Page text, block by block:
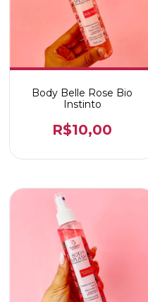
Body Belle Rose Bio
Instinto
R$10,00